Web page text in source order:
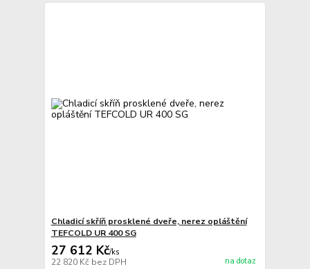
Chladicí skříň prosklené dveře, nerez opláštění
TEFCOLD UR 400 SG
27 612 Kč/ks
22 820 Kč bez DPH na dotaz